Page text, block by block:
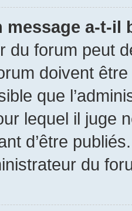
a-t-il
du forum peut
doivent
que
lequel il juge
d’être
du